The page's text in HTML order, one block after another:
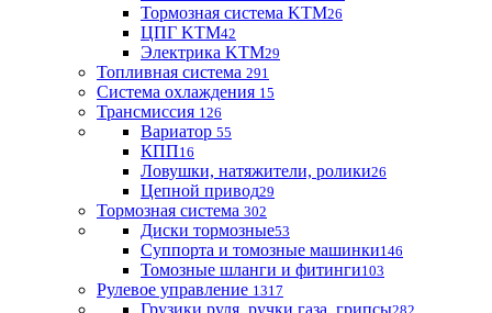
Тормозная система KTM26
ЦПГ KTM42
Электрика KTM29
Топливная система 291
Система охлаждения 15
Трансмиссия 126
Вариатор 55
КПП16
Ловушки, натяжители, ролики26
Цепной привод29
Тормозная система 302
Диски тормозные53
Суппорта и томозные машинки146
Томозные шланги и фитинги103
Рулевое управление 1317
Грузики руля, ручки газа, грипсы